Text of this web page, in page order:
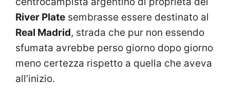
River Plate sembrasse essere destinato al
Real Madrid, strada che pur non essendo
sfumata avrebbe perso giorno dopo giorno
meno certezza rispetto a quella che aveva
all’inizio.